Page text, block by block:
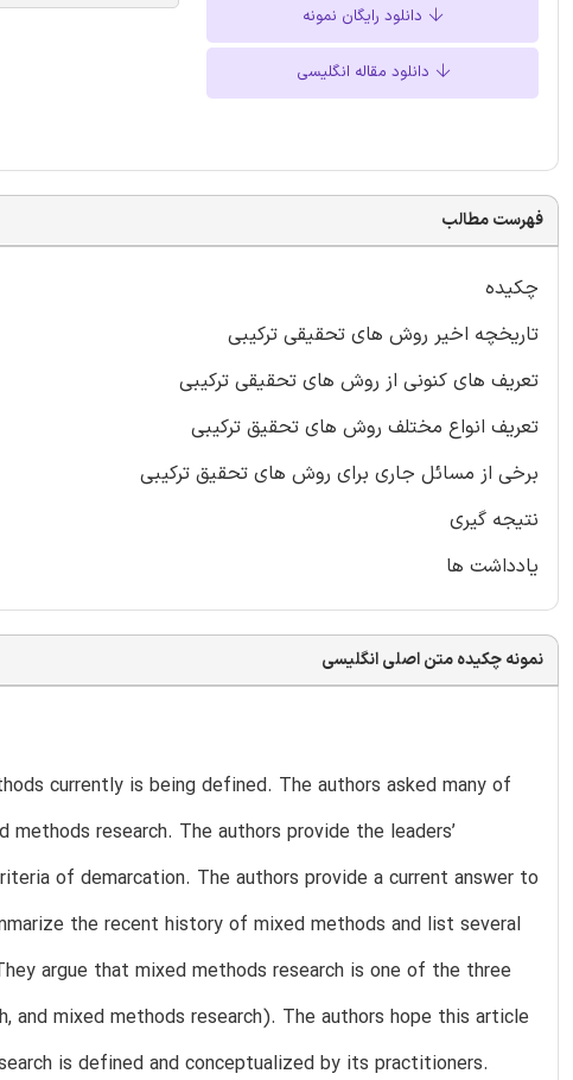
دانلود رایگان نمونه
دانلود مقاله انگلیسی
فهرست مطالب
چکیده
تاریخچه اخیر روش های تحقیقی ترکیبی
تعریف های کنونی از روش های تحقیقی ترکیبی
تعریف انواع مختلف روش های تحقیق ترکیبی
برخی از مسائل جاری برای روش های تحقیق ترکیبی
نتیجه گیری
یادداشت ها
نمونه چکیده متن اصلی انگلیسی
currently is being defined. The authors asked many of
research. The authors provide the leaders’
of demarcation. The authors provide a current answer to
the recent history of mixed methods and list several
argue that mixed methods research is one of the three
and mixed methods research). The authors hope this article
is defined and conceptualized by its practitioners.